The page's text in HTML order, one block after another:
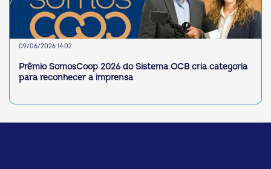
09/06/2026 14:02
Prêmio SomosCoop 2026 do Sistema OCB cria categoria
para reconhecer a imprensa